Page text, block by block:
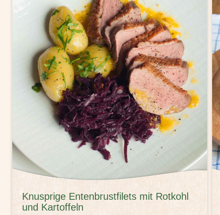
Knusprige Entenbrustfilets mit Rotkohl
und Kartoffeln